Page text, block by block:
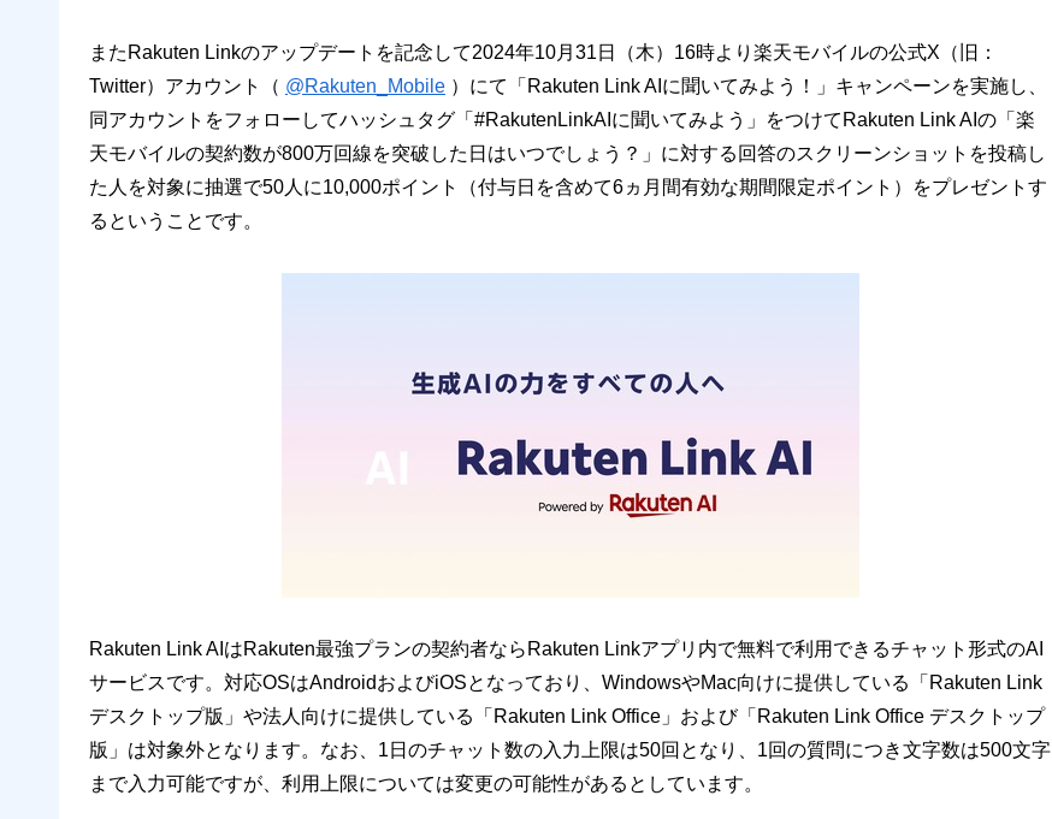
またRakuten Linkのアップデートを記念して2024年10月31日（木）16時より楽天モバイルの公式X（旧：
Twitter）アカウント（ @Rakuten_Mobile ）にて「Rakuten Link AIに聞いてみよう！」キャンペーンを実施し、
同アカウントをフォローしてハッシュタグ「#RakutenLinkAIに聞いてみよう」をつけてRakuten Link AIの「楽
天モバイルの契約数が800万回線を突破した日はいつでしょう？」に対する回答のスクリーンショットを投稿し
た人を対象に抽選で50人に10,000ポイント（付与日を含めて6ヵ月間有効な期間限定ポイント）をプレゼントす
るということです。
Rakuten Link AIはRakuten最強プランの契約者ならRakuten Linkアプリ内で無料で利用できるチャット形式のAI
サービスです。対応OSはAndroidおよびiOSとなっており、WindowsやMac向けに提供している「Rakuten Link
デスクトップ版」や法人向けに提供している「Rakuten Link Office」および「Rakuten Link Office デスクトップ
版」は対象外となります。なお、1日のチャット数の入力上限は50回となり、1回の質問につき文字数は500文字
まで入力可能ですが、利用上限については変更の可能性があるとしています。